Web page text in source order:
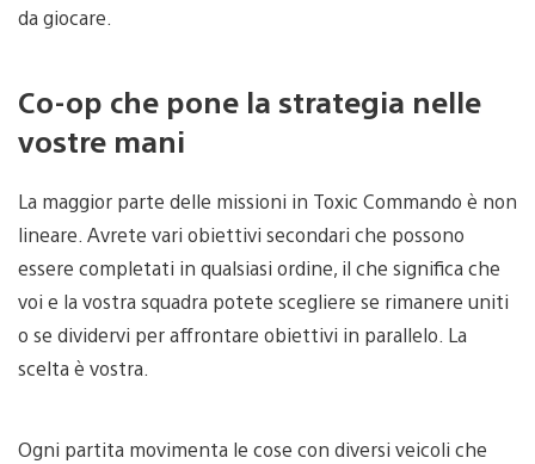
da giocare.
Co-op che pone la strategia nelle
vostre mani
La maggior parte delle missioni in Toxic Commando è non
lineare. Avrete vari obiettivi secondari che possono
essere completati in qualsiasi ordine, il che significa che
voi e la vostra squadra potete scegliere se rimanere uniti
o se dividervi per affrontare obiettivi in parallelo. La
scelta è vostra.
Ogni partita movimenta le cose con diversi veicoli che